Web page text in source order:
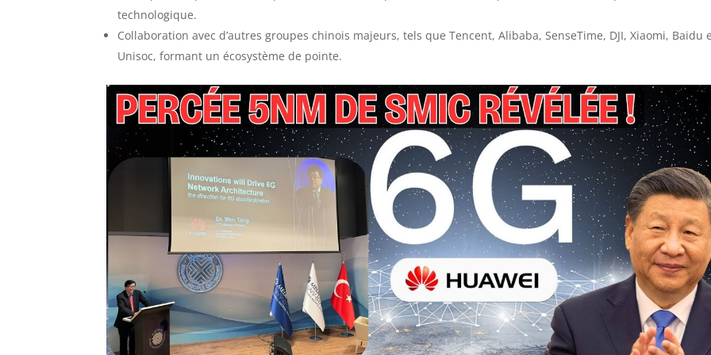
technologique.
Collaboration avec d’autres groupes chinois majeurs, tels que Tencent, Alibaba, SenseTime, DJI, Xiaomi, Baidu
Unisoc, formant un écosystème de pointe.